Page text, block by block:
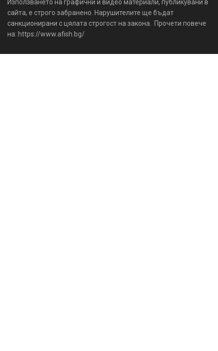
Използването на графични и видео материали, публикувани в
сайта, е строго забранено. Нарушителите ще бъдат
санкционирани с цялата строгост на закона. Прочети повече
на: https://www.afish.bg/